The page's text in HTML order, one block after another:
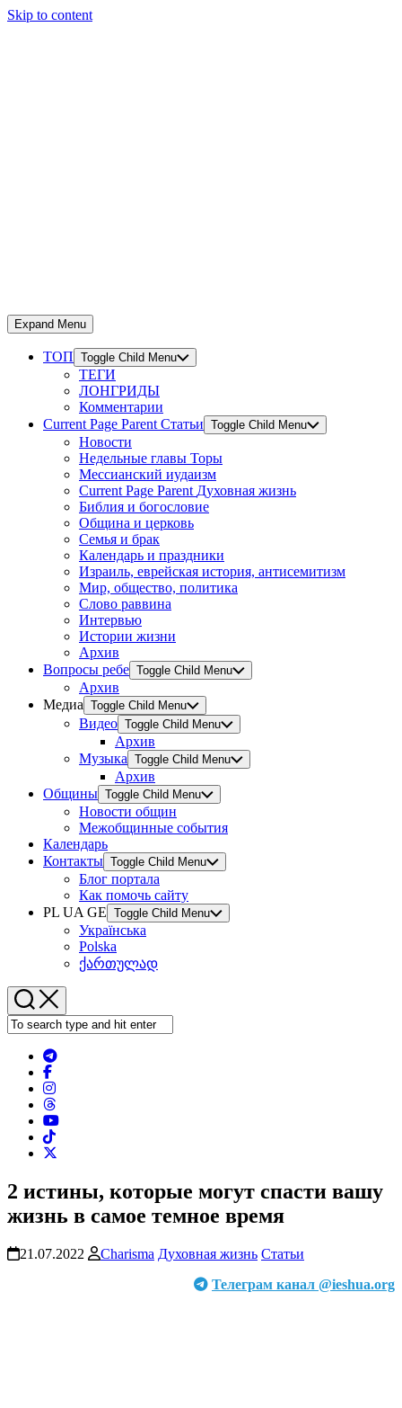
Skip to content
Expand Menu
ТОП Toggle Child Menu
ТЕГИ
ЛОНГРИДЫ
Комментарии
Current Page Parent Статьи Toggle Child Menu
Новости
Недельные главы Торы
Мессианский иудаизм
Current Page Parent Духовная жизнь
Библия и богословие
Община и церковь
Семья и брак
Календарь и праздники
Израиль, еврейская история, антисемитизм
Мир, общество, политика
Слово раввина
Интервью
Истории жизни
Архив
Вопросы ребе Toggle Child Menu
Архив
Медиа Toggle Child Menu
Видео Toggle Child Menu
Архив
Музыка Toggle Child Menu
Архив
Общины Toggle Child Menu
Новости общин
Межобщинные события
Календарь
Контакты Toggle Child Menu
Блог портала
Как помочь сайту
PL UA GE Toggle Child Menu
Українська
Polska
ქართულად
2 истины, которые могут спасти вашу
жизнь в самое темное время
21.07.2022 Charisma Духовная жизнь Статьи
Телеграм канал @ieshua.org